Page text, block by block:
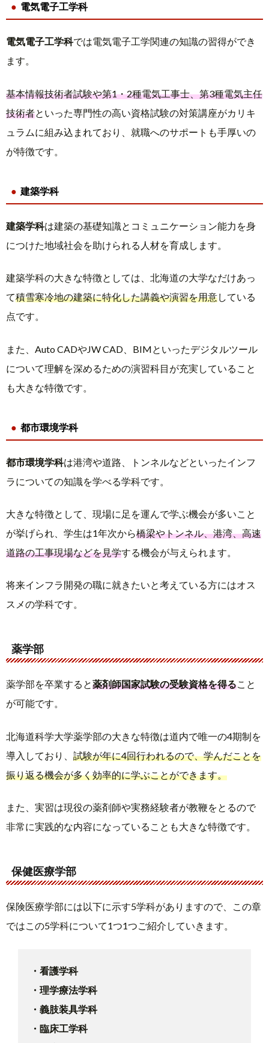
電気電子工学科
電気電子工学科では電気電子工学関連の知識の習得ができ
ます。
基本情報技術者試験や第1・2種電気工事士、第3種電気主任
技術者といった専門性の高い資格試験の対策講座がカリキ
ュラムに組み込まれており、就職へのサポートも手厚いの
が特徴です。
建築学科
建築学科は建築の基礎知識とコミュニケーション能力を身
につけた地域社会を助けられる人材を育成します。
建築学科の大きな特徴としては、北海道の大学なだけあっ
て積雪寒冷地の建築に特化した講義や演習を用意している
点です。
また、Auto CADやJW CAD、BIMといったデジタルツール
について理解を深めるための演習科目が充実していること
も大きな特徴です。
都市環境学科
都市環境学科は港湾や道路、トンネルなどといったインフ
ラについての知識を学べる学科です。
大きな特徴として、現場に足を運んで学ぶ機会が多いこと
が挙げられ、学生は1年次から橋梁やトンネル、港湾、高速
道路の工事現場などを見学する機会が与えられます。
将来インフラ開発の職に就きたいと考えている方にはオス
スメの学科です。
薬学部
薬学部を卒業すると薬剤師国家試験の受験資格を得ること
が可能です。
北海道科学大学薬学部の大きな特徴は道内で唯一の4期制を
導入しており、 試験が年に4回行われるので、学んだことを
振り返る機会が多く効率的に学ぶことができます。
また、実習は現役の薬剤師や実務経験者が教鞭をとるので
非常に実践的な内容になっていることも大きな特徴です。
保健医療学部
保険医療学部には以下に示す5学科がありますので、この章
ではこの5学科について1つ1つご紹介していきます。
・看護学科
・理学療法学科
・義肢装具学科
・臨床工学科